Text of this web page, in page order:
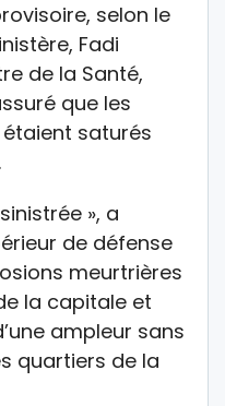
selon le
Fadi
de la Santé,
que les
saturés
», a
de défense
meurtrières
la capitale et
ampleur sans
quartiers de la